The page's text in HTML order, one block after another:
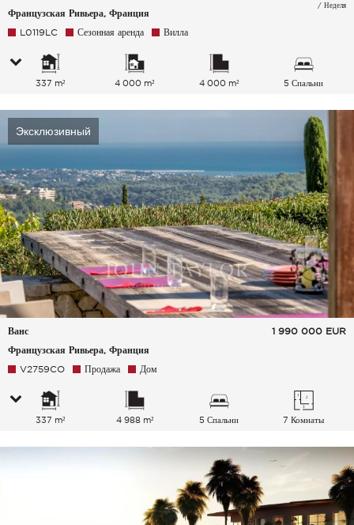
Французская Ривьера, Франция
/ Неделя
L0119LC Сезонная аренда Вилла
337 m² 4 000 m² 4 000 m² 5 Спальни
Эксклюзивный
Ванс
Французская Ривьера, Франция
1 990 000 EUR
V2759CO Продажа Дом
337 m² 4 988 m² 5 Спальни 7 Комнаты